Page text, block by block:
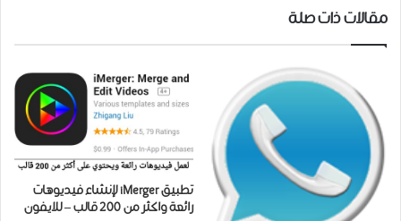
مقالات ذات صلة
تطبيق iMerger لإنشاء فيديوهات
رائعة واكثر من 200 قالب – للايفون